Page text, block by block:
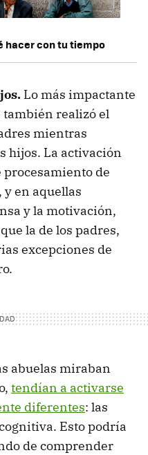
hacer con tu tiempo
Lo más impactante
también realizó el
mientras
hijos. La activación
procesamiento de
y en aquellas
y la motivación,
la de los padres,
excepciones de
abuelas miraban
tendían a activarse
diferentes: las
Esto podría
de comprender